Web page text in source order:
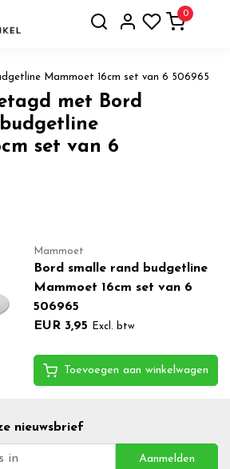
0
Mammoet 16cm set van 6 506965
met Bord
set van 6
Mammoet
Bord smalle rand budgetline
Mammoet 16cm set van 6
506965
EUR 3,95
Excl. btw
Toevoegen aan winkelwagen
nieuwsbrief
Aanmelden